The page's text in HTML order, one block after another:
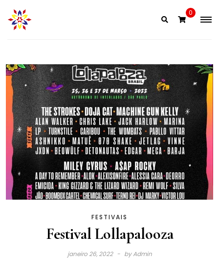
content
0
FESTIVAIS
Festival Lollapalooza
janeiro 26, 2022 byAdmin